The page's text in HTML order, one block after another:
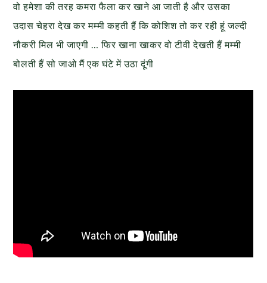
वो हमेशा की तरह कमरा फैला कर खाने आ जाती है और उसका
उदास चेहरा देख कर मम्मी कहती हैं कि कोशिश तो कर रही हूं जल्दी
नौकरी मिल भी जाएगी … फिर खाना खाकर वो टीवी देखती हैं मम्मी
बोलती हैं सो जाओ मैं एक घंटे में उठा दूंगी